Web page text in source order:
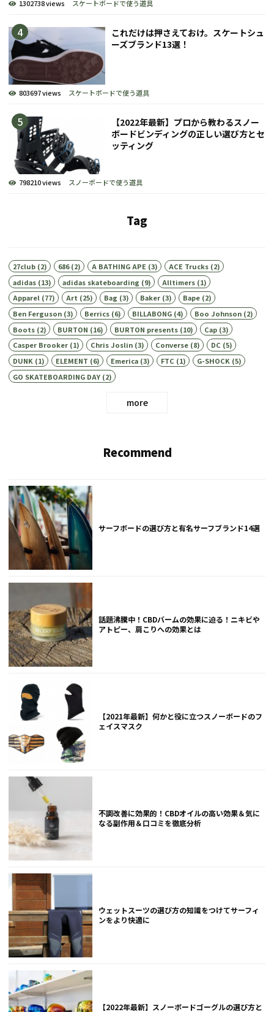
1302738 views スケートボードで使う道具
これだけは押さえておけ。スケートシュ
ーズブランド13選！
803697 views スケートボードで使う道具
【2022年最新】プロから教わるスノー
ボードビンディングの正しい選び方とセ
ッティング
798210 views スノーボードで使う道具
Tag
27club(2) 686(2) A BATHING APE (3) ACE Trucks(2)
adidas(13) adidas skateboarding (9) Alltimers(1)
Apparel(77) Art (25) Bag (3) Baker(3) Bape(2)
Ben Ferguson(3) Berrics(6) BILLABONG(4) Boo Johnson(2)
Boots(2) BURTON (16) BURTON presents(10) Cap(3)
Casper Brooker(1) Chris Joslin(3) Converse(8) DC (5)
DUNK (1) ELEMENT (6) Emerica(3) FTC (1) G-SHOCK (5)
GO SKATEBOARDING DAY(2)
more
Recommend
サーフボードの選び方と有名サーフブランド14選
話題沸騰中！CBDバームの効果に迫る！ニキビや
アトピー、肩こりへの効果とは
【2021年最新】何かと役に立つスノーボードのフ
ェイスマスク
不調改善に効果的！CBDオイルの高い効果＆気に
なる副作用＆口コミを徹底分析
ウェットスーツの選び方の知識をつけてサーフィ
ンをより快適に
【2022年最新】スノーボードゴーグルの選び方と